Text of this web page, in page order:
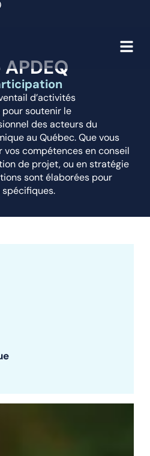
d’activités
soutenir le
des acteurs du
au Québec. Que vous
compétences en conseil
de projet, ou en stratégie
sont élaborées pour